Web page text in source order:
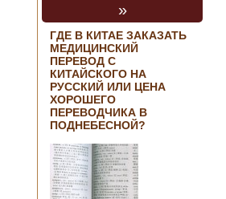
Бангалоре в
Индии. Контракт
между Китаем и
Россией на
разработку,
Подробнее...
Опубликовано
21/02/2019 - 22:26
В Китае найден
древний
крупный
бирюзовый
рудник
»
ГДЕ В КИТАЕ ЗАКАЗАТЬ
МЕДИЦИНСКИЙ
ПЕРЕВОД С
КИТАЙСКОГО НА
РУССКИЙ ИЛИ ЦЕНА
ХОРОШЕГО
ПЕРЕВОДЧИКА В
ПОДНЕБЕСНОЙ?